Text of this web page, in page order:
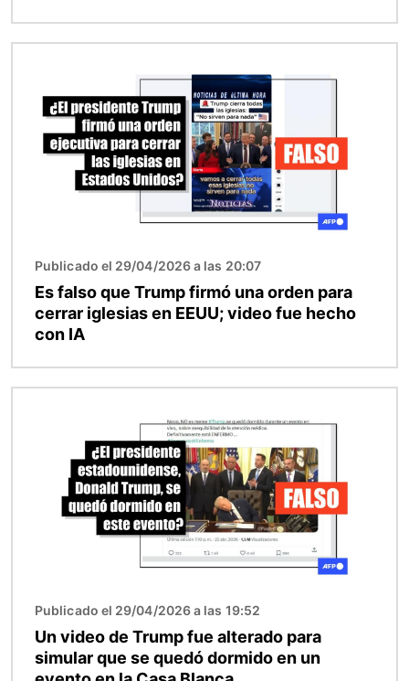
Publicado el 29/04/2026 a las 20:07
Es falso que Trump firmó una orden para
cerrar iglesias en EEUU; video fue hecho
con IA
Publicado el 29/04/2026 a las 19:52
Un video de Trump fue alterado para
simular que se quedó dormido en un